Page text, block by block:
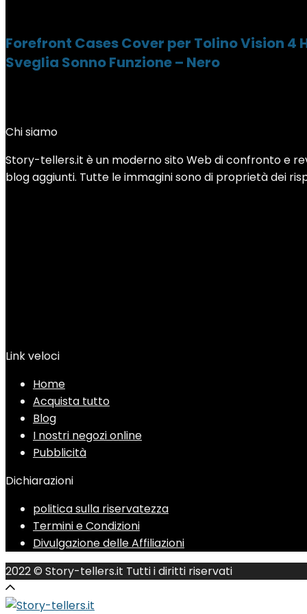
Forefront Cases Cover per Tolino Vision 4
Sveglia Sonno Funzione – Nero
Chi siamo
Story-tellers.it è un moderno sito Web di confronto e
blog aggiunti. Tutte le immagini sono di proprietà dei
Link veloci
Home
Acquista tutto
Blog
I nostri negozi online
Pubblicità
Dichiarazioni
politica sulla riservatezza
Termini e Condizioni
Divulgazione delle Affiliazioni
2022 © Story-tellers.it Tutti i diritti riservati